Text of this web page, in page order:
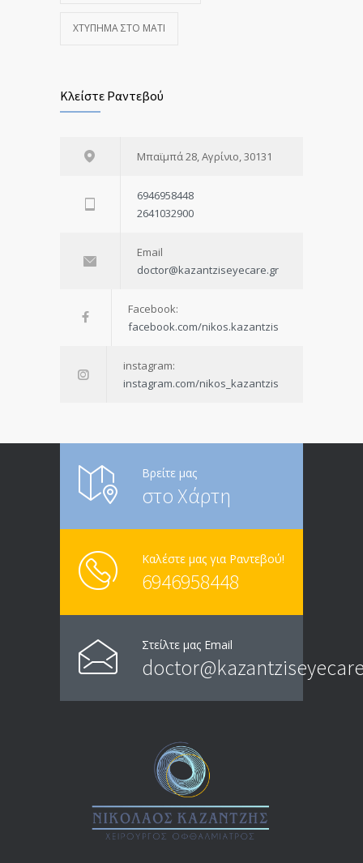
ΧΤΎΠΗΜΑ ΣΤΟ ΜΆΤΙ
Κλείστε Ραντεβού
Μπαϊμπά 28, Αγρίνιο, 30131
6946958448
2641032900
Email
doctor@kazantziseyecare.gr
Facebook:
facebook.com/nikos.kazantzis
instagram:
instagram.com/nikos_kazantzis
Βρείτε μας
στο Χάρτη
Καλέστε μας για Ραντεβού!
6946958448
Στείλτε μας Email